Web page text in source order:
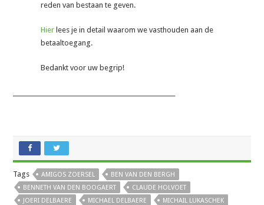
reden van bestaan te geven.
Hier lees je in detail waarom we vasthouden aan de
betaaltoegang.
Bedankt voor uw begrip!
Tags AMIGOS ZOERSEL
BEN VAN DEN BERGH
BENNETH VAN DEN BOOGAERT
CLAUDE HOLVOET
JOERI DELBAERE
MICHAEL DELBAERE
MICHAIL LUKASCHEK